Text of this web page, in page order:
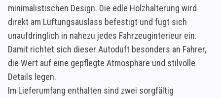
minimalistischen Design. Die edle Holzhalterung wird
direkt am Lüftungsauslass befestigt und fügt sich
unaufdringlich in nahezu jedes Fahrzeuginterieur ein.
Damit richtet sich dieser Autoduft besonders an Fahrer,
die Wert auf eine gepflegte Atmosphäre und stilvolle
Details legen.
Im Lieferumfang enthalten sind zwei sorgfältig